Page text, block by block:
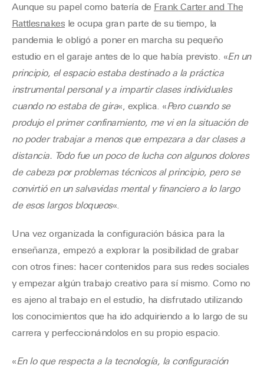
Aunque su papel como batería de Frank Carter and The
Rattlesnakes le ocupa gran parte de su tiempo, la
pandemia le obligó a poner en marcha su pequeño
estudio en el garaje antes de lo que había previsto. «En un
principio, el espacio estaba destinado a la práctica
instrumental personal y a impartir clases individuales
cuando no estaba de gira«, explica. «Pero cuando se
produjo el primer confinamiento, me vi en la situación de
no poder trabajar a menos que empezara a dar clases a
distancia. Todo fue un poco de lucha con algunos dolores
de cabeza por problemas técnicos al principio, pero se
convirtió en un salvavidas mental y financiero a lo largo
de esos largos bloqueos«.
Una vez organizada la configuración básica para la
enseñanza, empezó a explorar la posibilidad de grabar
con otros fines: hacer contenidos para sus redes sociales
y empezar algún trabajo creativo para sí mismo. Como no
es ajeno al trabajo en el estudio, ha disfrutado utilizando
los conocimientos que ha ido adquiriendo a lo largo de su
carrera y perfeccionándolos en su propio espacio.
«En lo que respecta a la tecnología, la configuración